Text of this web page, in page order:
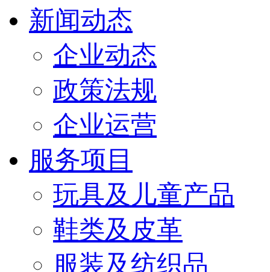
新闻动态
企业动态
政策法规
企业运营
服务项目
玩具及儿童产品
鞋类及皮革
服装及纺织品